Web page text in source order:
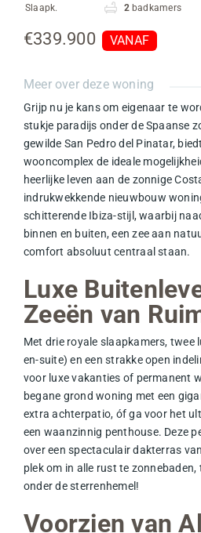
Slaapk.
2 badkamers
€339.900 VANAF
Meer over deze woning
Grijp nu je kans om eigenaar te
stukje paradijs onder de Spaanse
gewilde San Pedro del Pinatar,
wooncomplex de ideale
heerlijke leven aan de zonnige
indrukwekkende nieuwbouw
schitterende Ibiza-stijl , waarbij
binnen en buiten, een zee aan
comfort absoluut centraal staan.
Luxe
Zeeën van
Met drie royale slaapkamers, twee
en-suite) en een strakke open
voor luxe vakanties of permanent
begane grond woning met een
extra achterpatio, óf ga voor het
een waanzinnig penthouse. Deze
over een spectaculairdakterras
plek om in alle rust te zonnebaden,
onder de sterrenhemel!
Voorzien van